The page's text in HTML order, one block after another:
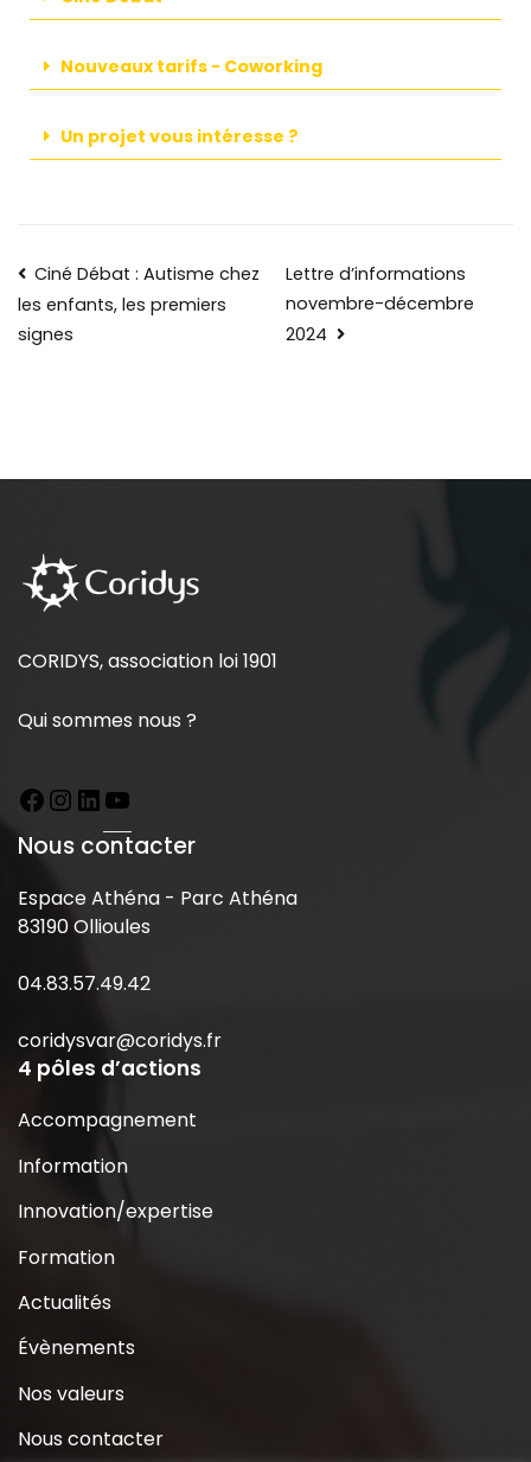
Nouveaux tarifs - Coworking
Un projet vous intéresse ?
Ciné Débat : Autisme chez
les enfants, les premiers
signes
Lettre d’informations
novembre-décembre
2024
CORIDYS, association loi 1901
Qui sommes nous ?
Nous contacter
Espace Athéna - Parc Athéna
83190 Ollioules
04.83.57.49.42
coridysvar@coridys.fr
4 pôles d’actions
Accompagnement
Information
Innovation/expertise
Formation
Actualités
Évènements
Nos valeurs
Nous contacter